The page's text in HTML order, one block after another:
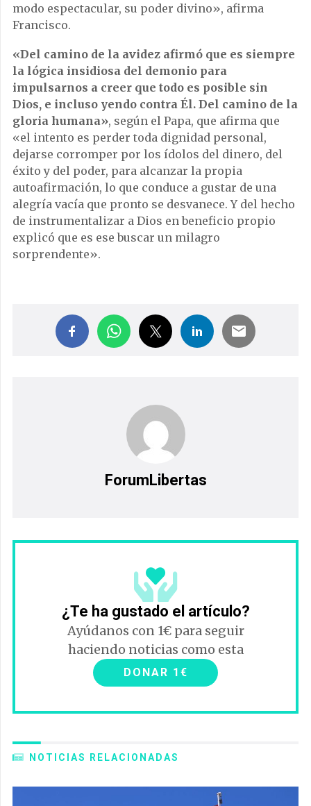
modo espectacular, su poder divino», afirma
Francisco.
«Del camino de la avidez afirmó que es siempre
la lógica insidiosa del demonio para
impulsarnos a creer que todo es posible sin
Dios, e incluso yendo contra Él. Del camino de la
gloria humana», según el Papa, que afirma que
«el intento es perder toda dignidad personal,
dejarse corromper por los ídolos del dinero, del
éxito y del poder, para alcanzar la propia
autoafirmación, lo que conduce a gustar de una
alegría vacía que pronto se desvanece. Y del hecho
de instrumentalizar a Dios en beneficio propio
explicó que es ese buscar un milagro
sorprendente».
ForumLibertas
¿Te ha gustado el artículo?
Ayúdanos con 1€ para seguir
haciendo noticias como esta
DONAR 1€
NOTICIAS RELACIONADAS